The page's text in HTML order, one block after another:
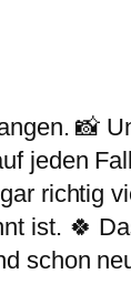
📸
jeden Fall
richtig
ist. 🍀
schon